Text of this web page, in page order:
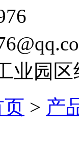
业园区
页 > 产